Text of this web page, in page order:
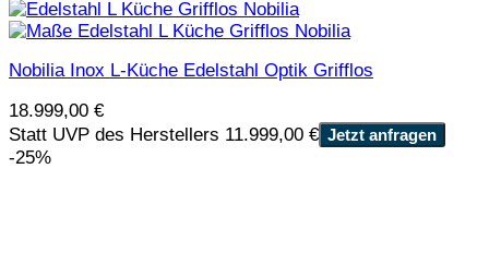
Nobilia Inox L-Küche Edelstahl Optik Grifflos
18.999,00 €
Statt UVP des Herstellers 11.999,00 € Jetzt anfragen
-25%